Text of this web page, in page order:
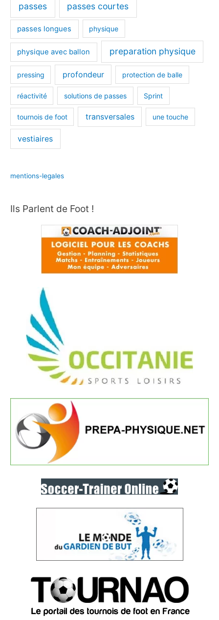
passes passes courtes
passes longues physique
physique avec ballon preparation physique
pressing profondeur protection de balle
réactivité solutions de passes Sprint
tournois de foot transversales une touche
vestiaires
mentions-legales
Ils Parlent de Foot !